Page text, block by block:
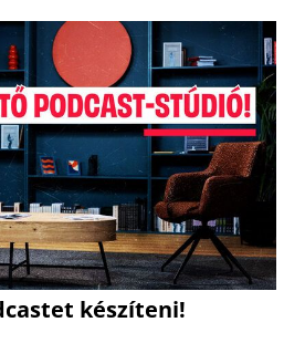
készíteni!